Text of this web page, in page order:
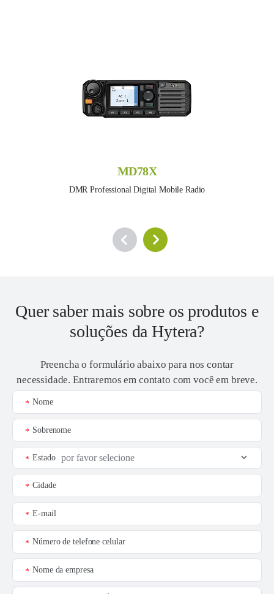
MD78X
DMR Professional Digital Mobile Radio
Quer saber mais sobre os produtos e
soluções da Hytera?
Preencha o formulário abaixo para nos contar
necessidade. Entraremos em contato com você em breve.
Nome
*
Sobrenome
*
Estado
*
Cidade
*
E-mail
*
Número de telefone celular
*
Nome da empresa
*